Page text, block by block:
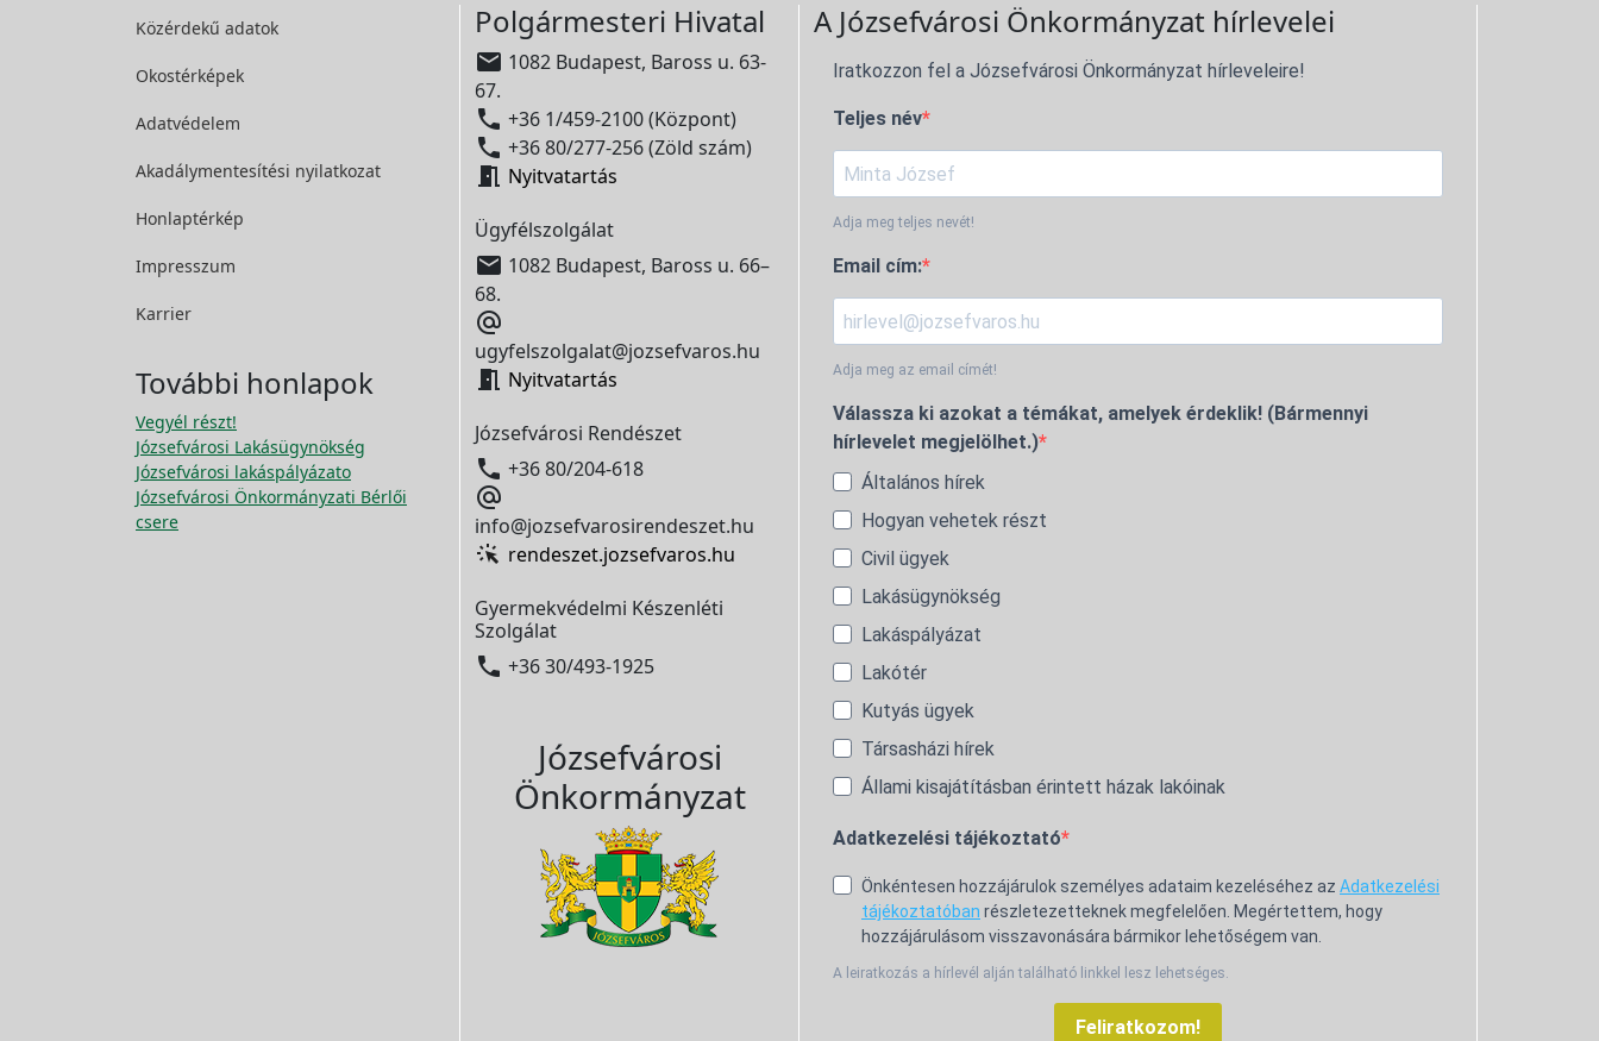
Közérdekű adatok
Okostérképek
Adatvédelem
Akadálymentesítési nyilatkozat
Honlaptérkép
Impresszum
Karrier
További honlapok
Vegyél részt!
Józsefvárosi Lakásügynökség
Józsefvárosi lakáspályázato
Józsefvárosi Önkormányzati Bérlői
csere
Polgármesteri Hivatal
 1082 Budapest, Baross u. 63-
67.
 +36 1/459-2100 (Központ)
 +36 80/277-256 (Zöld szám)
 Nyitvatartás
Ügyfélszolgálat
 1082 Budapest, Baross u. 66–
68.

ugyfelszolgalat@jozsefvaros.hu
 Nyitvatartás
Józsefvárosi Rendészet
 +36 80/204-618

info@jozsefvarosirendeszet.hu
rendeszet.jozsefvaros.hu
Gyermekvédelmi Készenléti
Szolgálat
 +36 30/493-1925
Józsefvárosi
Önkormányzat
A Józsefvárosi Önkormányzat hírlevelei
Iratkozzon fel a Józsefvárosi Önkormányzat hírleveleire!
Teljes név
Adja meg teljes nevét!
Email cím:
Adja meg az email címét!
Válassza ki azokat a témákat, amelyek érdeklik! (Bármennyi
hírlevelet megjelölhet.)
Általános hírek
Hogyan vehetek részt
Civil ügyek
Lakásügynökség
Lakáspályázat
Lakótér
Kutyás ügyek
Társasházi hírek
Állami kisajátításban érintett házak lakóinak
Adatkezelési tájékoztató
Önkéntesen hozzájárulok személyes adataim kezeléséhez az Adatkezelési
tájékoztatóban részletezetteknek megfelelően. Megértettem, hogy
hozzájárulásom visszavonására bármikor lehetőségem van.
A leiratkozás a hírlevél alján található linkkel lesz lehetséges.
Feliratkozom!